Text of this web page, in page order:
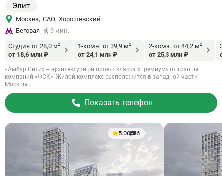
Элит
Москва, САО, Хорошёвский
Беговая
9 мин.
Студия от 28,0 м2
от 18,6 млн ₽
1-комн. от 39,9 м2
от 24,1 млн ₽
2-комн. от 44,2 м2
от 25,3 млн ₽
«Амбур Сити» – архитектурный проект класса «премиум» от группы
компаний «ФСК». Жилой комплекс расположится в западной части
Москвы...
Показать телефон
5.00 6